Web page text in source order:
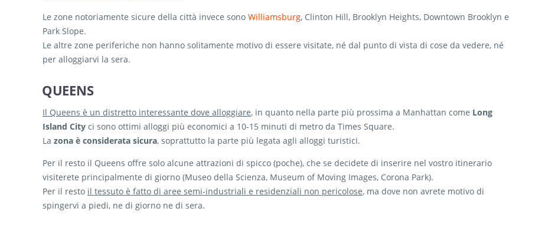
Le zone notoriamente sicure della città invece sono Williamsburg, Clinton Hill, Brooklyn Heights, Downtown Brooklyn e
Park Slope.
Le altre zone periferiche non hanno solitamente motivo di essere visitate, né dal punto di vista di cose da vedere, né
per alloggiarvi la sera.
QUEENS
Il Queens è un distretto interessante dove alloggiare, in quanto nella parte più prossima a Manhattan come Long
Island City ci sono ottimi alloggi più economici a 10-15 minuti di metro da Times Square.
La zona è considerata sicura, soprattutto la parte più legata agli alloggi turistici.
Per il resto il Queens offre solo alcune attrazioni di spicco (poche), che se decidete di inserire nel vostro itinerario
visiterete principalmente di giorno (Museo della Scienza, Museum of Moving Images, Corona Park).
Per il resto il tessuto è fatto di aree semi-industriali e residenziali non pericolose, ma dove non avrete motivo di
spingervi a piedi, ne di giorno ne di sera.